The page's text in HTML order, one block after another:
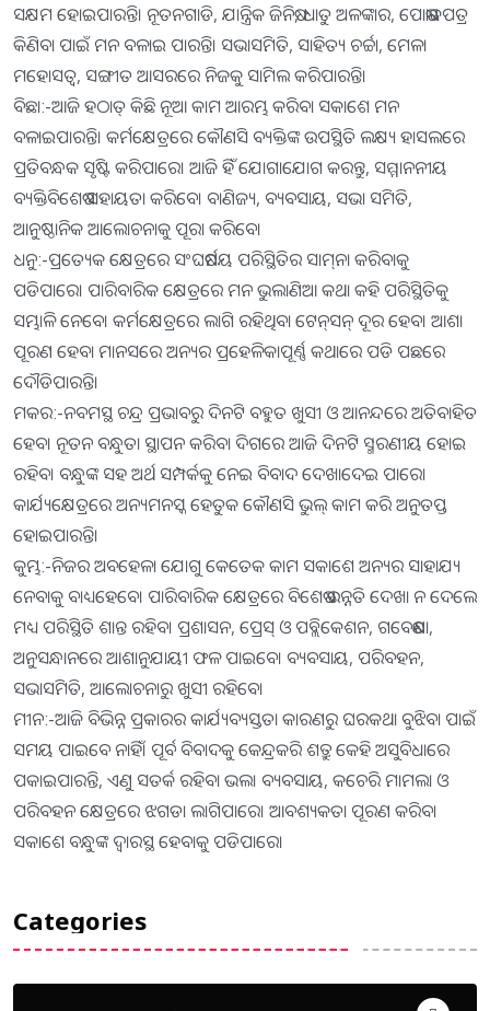
ସକ୍ଷମ ହୋଇପାରନ୍ତି। ନୂତନଗାଡି, ଯାନ୍ତ୍ରିକ ଜିନିଷ, ଧାତୁ ଅଳଙ୍କାର, ପୋଷାକପତ୍ର
କିଣିବା ପାଇଁ ମନ ବଳାଇ ପାରନ୍ତି। ସଭାସମିତି, ସାହିତ୍ୟ ଚର୍ଚ୍ଚା, ମେଳା
ମହୋସତ୍ବ, ସଙ୍ଗୀତ ଆସରରେ ନିଜକୁ ସାମିଲ କରିପାରନ୍ତି।
ବିଛା:-ଆଜି ହଠାତ୍‌ କିଛି ନୂଆ କାମ ଆରମ୍ଭ କରିବା ସକାଶେ ମନ
ବଳାଇପାରନ୍ତି। କର୍ମକ୍ଷେତ୍ରରେ କୌଣସି ବ୍ୟକ୍ତିଙ୍କ ଉପସ୍ଥିତି ଲକ୍ଷ୍ୟ ହାସଲରେ
ପ୍ରତିବନ୍ଧକ ସୃଷ୍ଟି କରିପାରେ। ଆଜି ହିଁ ଯୋଗାଯୋଗ କରନ୍ତୁ, ସମ୍ମାନନୀୟ
ବ୍ୟକ୍ତିବିଶେଷ ସହାୟତା କରିବେ। ବାଣିଜ୍ୟ, ବ୍ୟବସାୟ, ସଭା ସମିତି,
ଆନୁଷ୍ଠାନିକ ଆଲୋଚନାକୁ ପୂରା କରିବେ।
ଧନୁ:-ପ୍ରତ୍ୟେକ କ୍ଷେତ୍ରରେ ସଂଘର୍ଷମୟ ପରିସ୍ଥିତିର ସାମ୍‌ନା କରିବାକୁ
ପଡିପାରେ। ପାରିବାରିକ କ୍ଷେତ୍ରରେ ମନ ଭୁଲାଣିଆ କଥା କହି ପରିସ୍ଥିତିକୁ
ସମ୍ଭାଳି ନେବେ। କର୍ମକ୍ଷେତ୍ରରେ ଲାଗି ରହିଥିବା ଟେନ୍‌ସନ୍‌ ଦୂର ହେବ। ଆଶା
ପୂରଣ ହେବା ମାନସରେ ଅନ୍ୟର ପ୍ରହେଳିକାପୂର୍ଣ୍ଣ କଥାରେ ପଡି ପଛରେ
ଦୌଡିପାରନ୍ତି।
ମକର:-ନବମସ୍ଥ ଚନ୍ଦ୍ର ପ୍ରଭାବରୁ ଦିନଟି ବହୁତ ଖୁସୀ ଓ ଆନନ୍ଦରେ ଅତିବାହିତ
ହେବ। ନୂତନ ବନ୍ଧୁତା ସ୍ଥାପନ କରିବା ଦିଗରେ ଆଜି ଦିନଟି ସ୍ମରଣୀୟ ହୋଇ
ରହିବ। ବନ୍ଧୁଙ୍କ ସହ ଅର୍ଥ ସମ୍ପର୍କକୁ ନେଇ ବିବାଦ ଦେଖାଦେଇ ପାରେ।
କାର୍ଯ୍ୟକ୍ଷେତ୍ରରେ ଅନ୍ୟମନସ୍କ ହେତୁକ କୌଣସି ଭୁଲ୍‌ କାମ କରି ଅନୁତପ୍ତ
ହୋଇପାରନ୍ତି।
କୁମ୍ଭ:-ନିଜର ଅବହେଳା ଯୋଗୁ କେତେକ କାମ ସକାଶେ ଅନ୍ୟର ସାହାଯ୍ୟ
ନେବାକୁ ବାଧ୍ୟହେବେ। ପାରିବାରିକ କ୍ଷେତ୍ରରେ ବିଶେଷ ଉନ୍ନତି ଦେଖା ନ ଦେଲେ
ମଧ୍ୟ ପରିସ୍ଥିତି ଶାନ୍ତ ରହିବ। ପ୍ରଶାସନ, ପ୍ରେସ୍‌ ଓ ପବ୍ଲିକେଶନ, ଗବେଷଣା,
ଅନୁସନ୍ଧାନରେ ଆଶାନୁଯାୟୀ ଫଳ ପାଇବେ। ବ୍ୟବସାୟ, ପରିବହନ,
ସଭାସମିତି, ଆଲୋଚନାରୁ ଖୁସୀ ରହିବେ।
ମୀନ:-ଆଜି ବିଭିନ୍ନ ପ୍ରକାରର କାର୍ଯ୍ୟବ୍ୟସ୍ତତା କାରଣରୁ ଘରକଥା ବୁଝିବା ପାଇଁ
ସମୟ ପାଇବେ ନାହିଁ। ପୂର୍ବ ବିବାଦକୁ କେନ୍ଦ୍ରକରି ଶତ୍ରୁ କେହି ଅସୁବିଧାରେ
ପକାଇପାରନ୍ତି, ଏଣୁ ସତର୍କ ରହିବା ଭଲ। ବ୍ୟବସାୟ, କଚେରି ମାମଲା ଓ
ପରିବହନ କ୍ଷେତ୍ରରେ ଝଗଡା ଲାଗିପାରେ। ଆବଶ୍ୟକତା ପୂରଣ କରିବା
ସକାଶେ ବନ୍ଧୁଙ୍କ ଦ୍ୱାରସ୍ଥ ହେବାକୁ ପଡିପାରେ।
Categories